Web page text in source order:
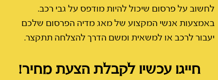
לחשוב על פרסום שיכול להיות מודפס על גבי רכב.
באמצעות אנשי המקצוע של מאג מדיה הפרסום שלכם
יעבור לרכב או למשאית ומשם הדרך להצלחה תתקצר.
חייגו עכשיו לקבלת הצעת מחיר!